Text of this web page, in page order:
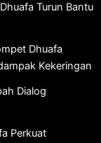
Turun Bantu
Dhuafa
Kekeringan
Dialog
Perkuat